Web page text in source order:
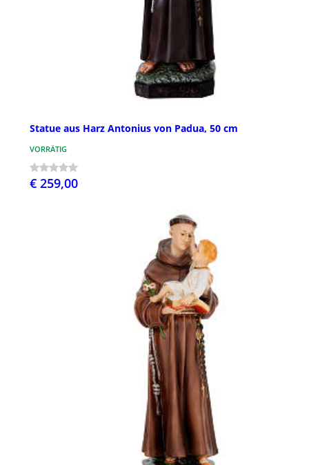
Statue aus Harz Antonius von Padua, 50 cm
VORRÄTIG
€ 259,00